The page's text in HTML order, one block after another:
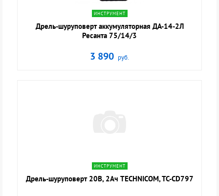
ИНСТРУМЕНТ
Дрель-шуруповерт аккумуляторная ДА-14-2Л
Ресанта 75/14/3
3 890 руб.
ИНСТРУМЕНТ
Дрель-шуруповерт 20В, 2Ач TECHNICOM, TC-CD797